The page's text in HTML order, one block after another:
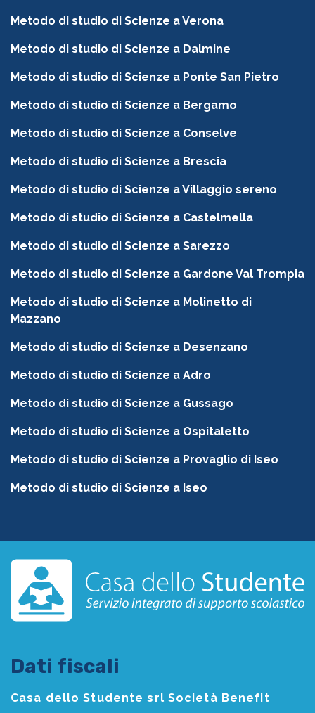
Metodo di studio di Scienze a Verona
Metodo di studio di Scienze a Dalmine
Metodo di studio di Scienze a Ponte San Pietro
Metodo di studio di Scienze a Bergamo
Metodo di studio di Scienze a Conselve
Metodo di studio di Scienze a Brescia
Metodo di studio di Scienze a Villaggio sereno
Metodo di studio di Scienze a Castelmella
Metodo di studio di Scienze a Sarezzo
Metodo di studio di Scienze a Gardone Val Trompia
Metodo di studio di Scienze a Molinetto di
Mazzano
Metodo di studio di Scienze a Desenzano
Metodo di studio di Scienze a Adro
Metodo di studio di Scienze a Gussago
Metodo di studio di Scienze a Ospitaletto
Metodo di studio di Scienze a Provaglio di Iseo
Metodo di studio di Scienze a Iseo
Dati fiscali
Casa dello Studente srl Società Benefit